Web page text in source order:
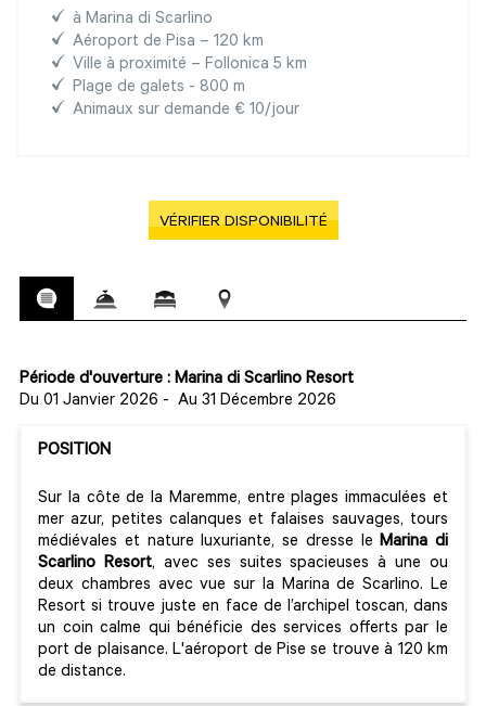
à Marina di Scarlino
Aéroport de Pisa – 120 km
Ville à proximité – Follonica 5 km
Plage de galets - 800 m
Animaux sur demande € 10/jour
VÉRIFIER DISPONIBILITÉ
Période d'ouverture : Marina di Scarlino Resort
Du 01 Janvier 2026 - Au 31 Décembre 2026
POSITION
Sur la côte de la Maremme, entre plages immaculées et
mer azur, petites calanques et falaises sauvages, tours
médiévales et nature luxuriante, se dresse leMarina di
Scarlino Resort, avec ses suites spacieuses à une ou
deux chambres avec vue sur la Marina de Scarlino. Le
Resort si trouve juste en face de l’archipel toscan, dans
un coin calme qui bénéficie des services offerts par le
port de plaisance. L'aéroport de Pise se trouve à 120 km
de distance.